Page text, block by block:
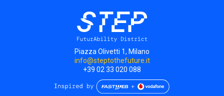
Piazza Olivetti 1, Milano
info@steptothefuture.it
+39 02 33 020 088